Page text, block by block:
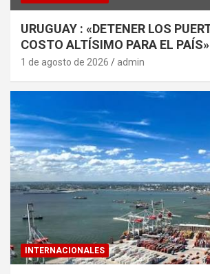
URUGUAY : «DETENER LOS
COSTO ALTÍSIMO PARA EL PAÍS»
1 de agosto de 2026 admin
INTERNACIONALES